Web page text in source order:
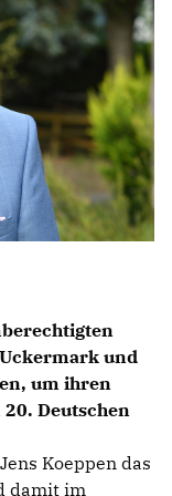
und
um ihren
Deutschen
Koeppen das
damit im